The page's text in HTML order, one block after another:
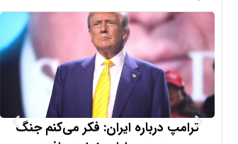
ترامپ درباره ایران: فکر می‌کنم جنگ